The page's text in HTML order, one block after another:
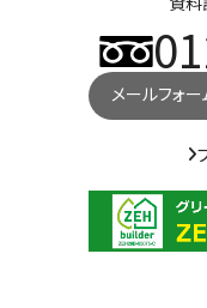
メールフォー